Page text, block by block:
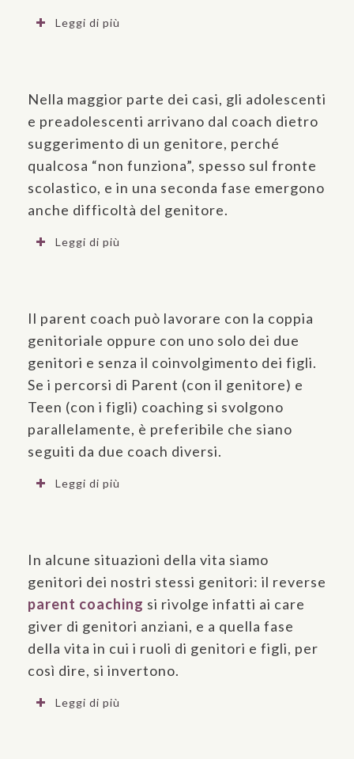
Leggi di più
Nella maggior parte dei casi, gli adolescenti
e preadolescenti arrivano dal coach dietro
suggerimento di un genitore, perché
qualcosa “non funziona”, spesso sul fronte
scolastico, e in una seconda fase emergono
anche difficoltà del genitore.
Leggi di più
Il parent coach può lavorare con la coppia
genitoriale oppure con uno solo dei due
genitori e senza il coinvolgimento dei figli.
Se i percorsi di Parent (con il genitore) e
Teen (con i figli) coaching si svolgono
parallelamente, è preferibile che siano
seguiti da due coach diversi.
Leggi di più
In alcune situazioni della vita siamo
genitori dei nostri stessi genitori: il reverse
parent coaching si rivolge infatti ai care
giver di genitori anziani, e a quella fase
della vita in cui i ruoli di genitori e figli, per
così dire, si invertono.
Leggi di più